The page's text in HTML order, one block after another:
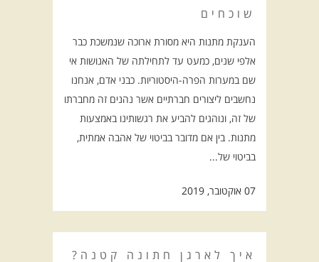
שוכחים
הענקת מתנות היא מסורת ארוכה שנמשכת כבר
אלפי שנים, כמעט עד לתחילתה של האנושות אי
שם במערות הפרה-היסטוריות. כבני אדם, אנחנו
נחשבים ליצורים חברתיים אשר נהנים זה מחברתו
של זה, ונוהגים להביע את רגשותינו באמצעות
מתנות. בין אם מדובר בביטוי של אהבה אמתית,
בביטוי של...
07 אוקטובר, 2019
איך לארגן חתונה קטנה?